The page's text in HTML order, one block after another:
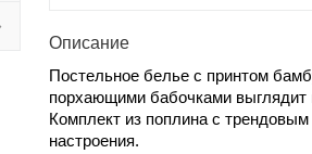
Описание
Постельное белье с принтом
порхающими бабочками выглядит
Комплект из поплина с
настроения.